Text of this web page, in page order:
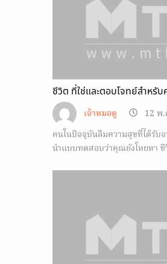
ชีวิต ที่ใช่และตอบโจทย์สำหรั
เจ้าหมอดู
12 พ
คนในปัจจุบันลืมความสุขที่ได้รับจ
นำแบบทดสอบว่าคุณยังโหยหา